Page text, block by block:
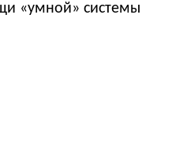
«умной» системы